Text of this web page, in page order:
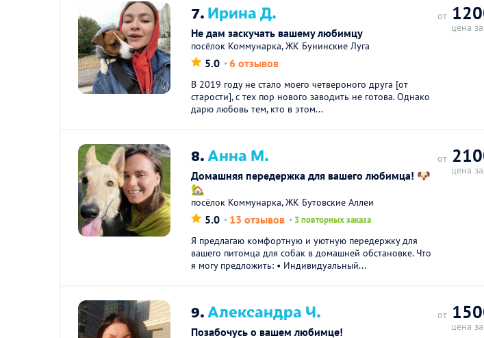
7.Ирина Д.
Не дам заскучать вашему любимцу
посёлок Коммунарка, ЖК Бунинские Луга
5.0 6 отзывов
В 2019 году не стало моего четвероного друга [от
старости], с тех пор нового заводить не готова. Однако
дарю любовь тем, кто в этом...
от
цена
8.Анна М.
Дoмашняя пeрeдеpжка для вашего любимца! 🐶
🏡
посёлок Коммунарка, ЖК Бутовские Аллеи
5.0 13 отзывов 3 повторных заказа
Я предлагаю комфортную и уютную передержку для
вашего питомца для собак в домашней обстановке. Что
я могу предложить: • Индивидуaльный...
от
цена
9.Александра Ч.
Позабочусь о вашем любимце!
от
цена